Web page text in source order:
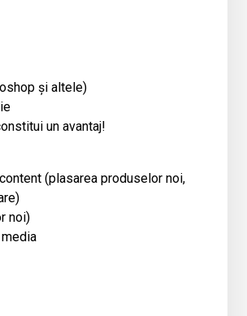
și altele)
un avantaj!
(plasarea produselor noi,
noi)